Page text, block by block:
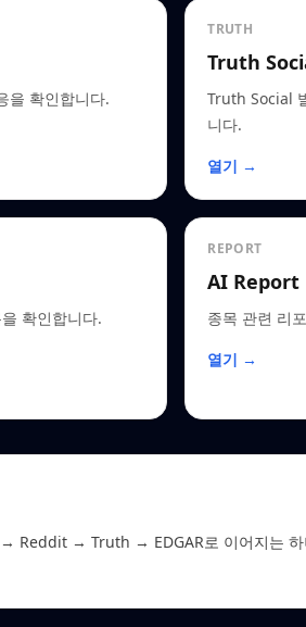
을 확인합니다.
TRUTH
Truth
Truth Social
니다.
열기 →
확인합니다.
REPORT
AI Report
종목 관련 리
열기 →
→ Truth → EDGAR로 이어지는 하